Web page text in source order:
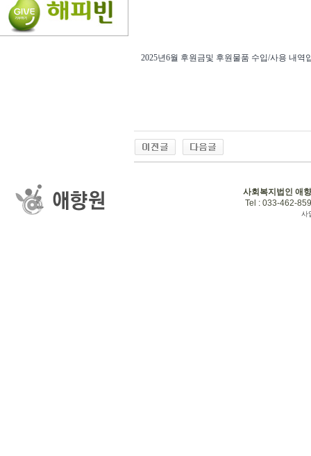
2025년6월 후원금및 후원물품 수입/사용 내역
사회복지법인 애
Tel : 033-462-
사